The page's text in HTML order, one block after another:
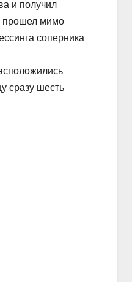
и получил
прошел мимо
соперника
сразу шесть